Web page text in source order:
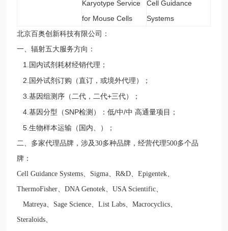
Karyotype Service
for Mouse Cells
Cell Guidance
Systems
北京百奥创新科技有限公司：
一、辐射五大服务方向：
1. 国内试剂耗材经销代理；
2. 国外试剂订购（直订，或境外代理）；
3.基因组测序（二代，二代+三代）；
4.基因分型（SNP检测）：低/中/中 高通量项目；
5.生物样本运输（国内、）；
二、 多家代理品牌，涉及30多种品牌，经营代理500多个品
牌：
Cell Guidance Systems
Sigma 、R&D 、Epigentek
ThermoFisher 、DNA Genotek 、USA Scientific
Matreya
Sage Science 、List Labs 、Macrocyclics
Steraloids